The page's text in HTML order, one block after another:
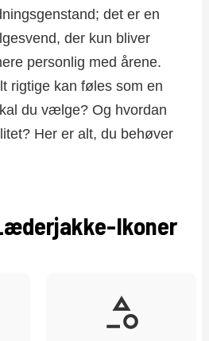
det er en
der kun bliver
personlig med årene.
rigtige kan føles som en
du vælge? Og hvordan
Her er alt, du behøver
Ikoner